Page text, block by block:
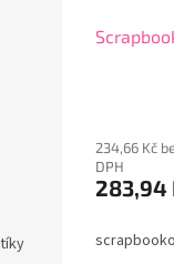
produktu
je
5,0
5
hvězdiček.
234,66 Kč
DPH
283,94